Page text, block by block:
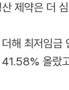
제약은 더
더해 최저임
올랐